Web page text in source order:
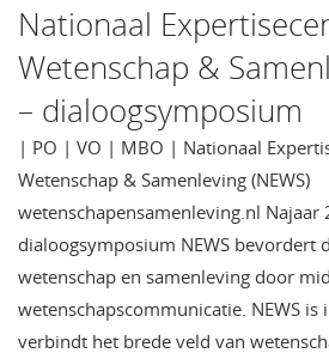
Nationaal
Wetenschap &
– dialoogsymposium
| PO | VO | MBO | Nationaal
Wetenschap & Samenleving (NEWS)
wetenschapensamenleving.nl Najaar
dialoogsymposium NEWS bevordert
wetenschap en samenleving door
wetenschapscommunicatie. NEWS
verbindt het brede veld van